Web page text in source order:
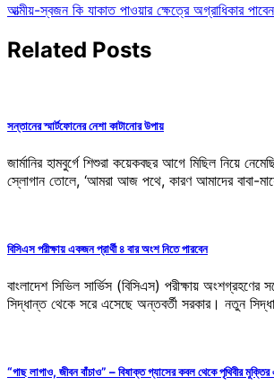
navigation
আত্মীয়-স্বজন কি যাকাত পাওয়ার ক্ষেত্রে অগ্রাধিকার
Related Posts
সন্তানের স্মার্টফোনের নেশা কাটানোর উপায়
জার্মানির হামবুর্গে শিশুরা কয়েকবছর আগে মিছিল নিয়ে
স্লোগান তোলে, ‘আমরা আজ পথে, কারণ আমাদের বাবা-
বিসিএস পরীক্ষায় একজন প্রার্থী ৪ বার অংশ নিতে পারবেন
বাংলাদেশ সিভিল সার্ভিস (বিসিএস) পরীক্ষায় অংশগ্রহণের
সিদ্ধান্ত থেকে সরে এসেছে অন্তবর্তী সরকার। নতুন
“গাছ লাগাও, জীবন বাঁচাও” – বিষাক্ত গ্যাসের কবল থেকে পৃথিবীর